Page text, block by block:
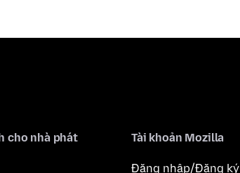
cho nhà phát
Tài khoản Mozilla
Đăng nhập/Đăng ký